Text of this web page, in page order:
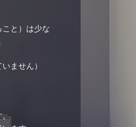
と）は少な
ません）
。